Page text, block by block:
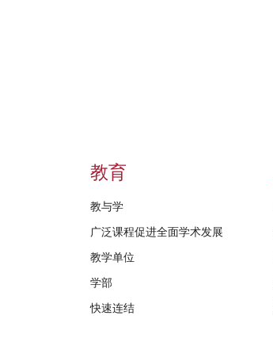
教育
教与学
广泛课程促进全面学术发展
教学单位
学部
快速连结